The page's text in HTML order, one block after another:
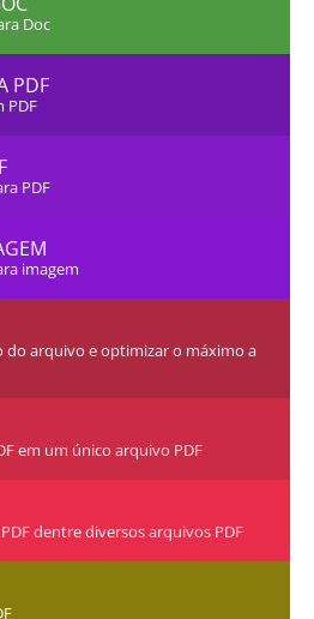
Doc
PDF
PDF
PDF
imagem
do arquivo e optimizar o máximo a
em um único arquivo PDF
dentre diversos arquivos PDF